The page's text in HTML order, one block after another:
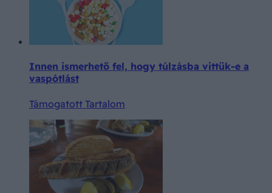
Innen ismerhető fel, hogy túlzásba vittük-e a
vaspótlást
Támogatott Tartalom